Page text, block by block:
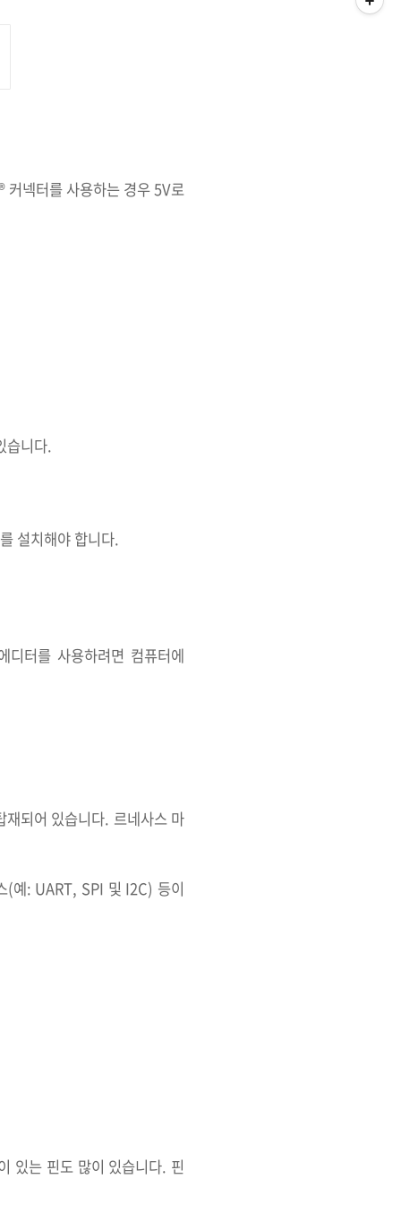
넥터를 사용하는 경우 5V로
습니다.
설치해야 합니다.
터를 사용하려면 컴퓨터에
되어 있습니다. 르네사스 마
(예: UART, SPI 및 I2C) 등이
있는 핀도 많이 있습니다. 핀